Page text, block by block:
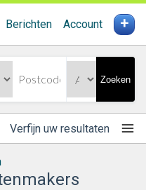
Berichten Account +
Zoeken
Verfijn uw resultaten